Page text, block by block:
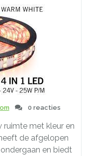
0 reacties
ruimte met kleur en
de afgelopen
en biedt